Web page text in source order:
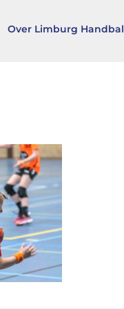
Over Limburg Handbal